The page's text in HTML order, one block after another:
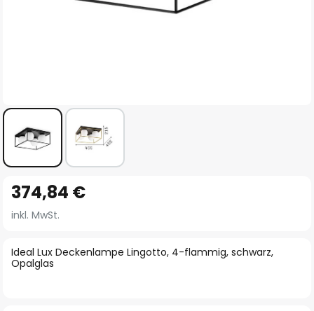
Anfang
der
springen
Ideal Lux Deckenlampe Lingotto, 4-flammig, schwarz,
Opalglas
374,84 €
inkl. MwSt.